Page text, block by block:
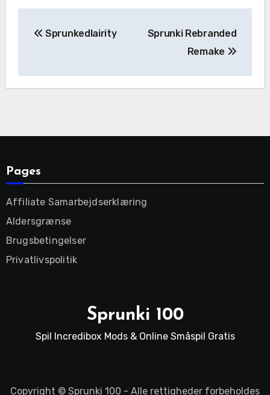
navigation
Sprunkedlairity
Sprunki Rebranded
Remake
Pages
Affiliate Samarbejdserklæring
Aldersgrænse
Brugsbetingelser
Privatlivspolitik
Sprunki 100
Spil Incredibox Mods & Online Småspil Gratis
Copyright © Sprunki 100 - Alle rettigheder forbeholdes